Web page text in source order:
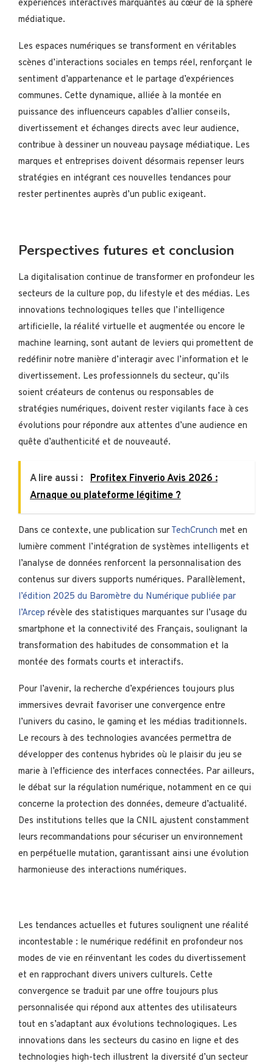
expériences interactives marquantes au cœur de la sphère
médiatique.
Les espaces numériques se transforment en véritables
scènes d’interactions sociales en temps réel, renforçant le
sentiment d’appartenance et le partage d’expériences
communes. Cette dynamique, alliée à la montée en
puissance des influenceurs capables d’allier conseils,
divertissement et échanges directs avec leur audience,
contribue à dessiner un nouveau paysage médiatique. Les
marques et entreprises doivent désormais repenser leurs
stratégies en intégrant ces nouvelles tendances pour
rester pertinentes auprès d’un public exigeant.
Perspectives futures et conclusion
La digitalisation continue de transformer en profondeur les
secteurs de la culture pop, du lifestyle et des médias. Les
innovations technologiques telles que l’intelligence
artificielle, la réalité virtuelle et augmentée ou encore le
machine learning, sont autant de leviers qui promettent de
redéfinir notre manière d’interagir avec l’information et le
divertissement. Les professionnels du secteur, qu’ils
soient créateurs de contenus ou responsables de
stratégies numériques, doivent rester vigilants face à ces
évolutions pour répondre aux attentes d’une audience en
quête d’authenticité et de nouveauté.
A lire aussi :
Profitex Finverio Avis 2026 :
Arnaque ou plateforme légitime ?
Dans ce contexte, une publication sur TechCrunch met en
lumière comment l’intégration de systèmes intelligents et
l’analyse de données renforcent la personnalisation des
contenus sur divers supports numériques. Parallèlement,
l’édition 2025 du Baromètre du Numérique publiée par
l’Arcep révèle des statistiques marquantes sur l’usage du
smartphone et la connectivité des Français, soulignant la
transformation des habitudes de consommation et la
montée des formats courts et interactifs.
Pour l’avenir, la recherche d’expériences toujours plus
immersives devrait favoriser une convergence entre
l’univers du casino, le gaming et les médias traditionnels.
Le recours à des technologies avancées permettra de
développer des contenus hybrides où le plaisir du jeu se
marie à l’efficience des interfaces connectées. Par ailleurs,
le débat sur la régulation numérique, notamment en ce qui
concerne la protection des données, demeure d’actualité.
Des institutions telles que la CNIL ajustent constamment
leurs recommandations pour sécuriser un environnement
en perpétuelle mutation, garantissant ainsi une évolution
harmonieuse des interactions numériques.
Les tendances actuelles et futures soulignent une réalité
incontestable : le numérique redéfinit en profondeur nos
modes de vie en réinventant les codes du divertissement
et en rapprochant divers univers culturels. Cette
convergence se traduit par une offre toujours plus
personnalisée qui répond aux attentes des utilisateurs
tout en s’adaptant aux évolutions technologiques. Les
innovations dans les secteurs du casino en ligne et des
technologies high-tech illustrent la diversité d’un secteur